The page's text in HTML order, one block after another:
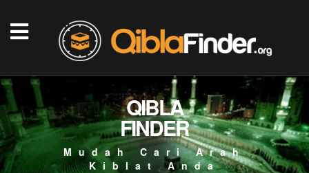
QIBLA
FINDER
Mudah Cari Arah
Kiblat Anda